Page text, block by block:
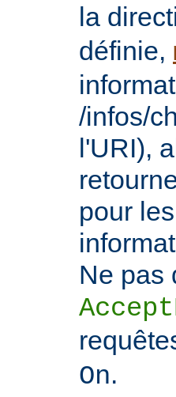
la
définie,
/infos/
l'URI),
pour
Ne pas
On.